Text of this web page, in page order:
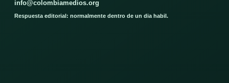
info@colombiamedios.org
Respuesta editorial: normalmente dentro de un dia habil.